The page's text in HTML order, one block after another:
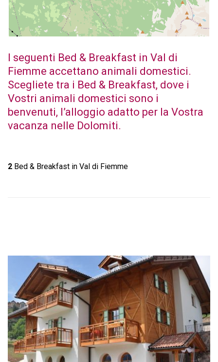
I seguenti Bed & Breakfast in Val di
Fiemme accettano animali domestici.
Scegliete tra i Bed & Breakfast, dove i
Vostri animali domestici sono i
benvenuti, l’alloggio adatto per la Vostra
vacanza nelle Dolomiti.
2Bed & Breakfast in Val di Fiemme